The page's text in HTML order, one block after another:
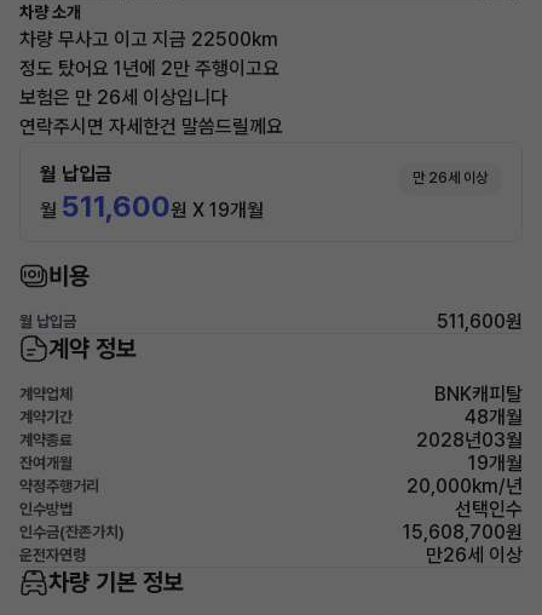
차량 소개
차량 무사고 이고 지금 22500km
정도 탔어요 1년에 2만 주행이고요
보험은 만 26세 이상입니다
연락주시면 자세한건 말씀드릴께요
월 납입금 만 26세 이상
월 511,600원 X 19개월
비용
월 납입금 511,600원
계약 정보
계약업체 BNK캐피탈
계약기간 48개월
계약종료 2028년03월
잔여개월 19개월
약정주행거리 20,000km/년
인수방법 선택인수
인수금(잔존가치) 15,608,700원
운전자연령 만26세 이상
차량 기본 정보